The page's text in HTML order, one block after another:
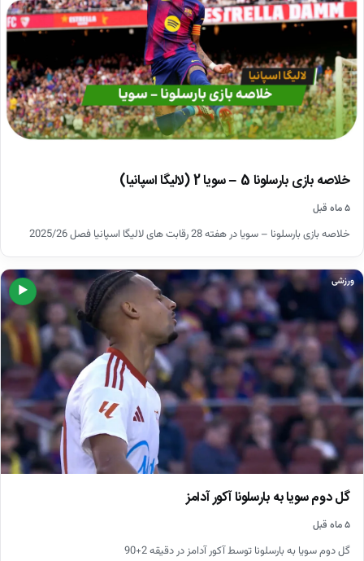
خلاصه بازی بارسلونا 5 – سویا 2 (لالیگا اسپانیا)
۵ ماه قبل
خلاصه بازی بارسلونا – سویا در هفته 28 رقابت های لالیگا اسپانیا فصل 2025/26
▶
ورزشی
گل دوم سویا به بارسلونا آکور آدامز
۵ ماه قبل
گل دوم سویا به بارسلونا توسط آکور آدامز در دقیقه 2+90